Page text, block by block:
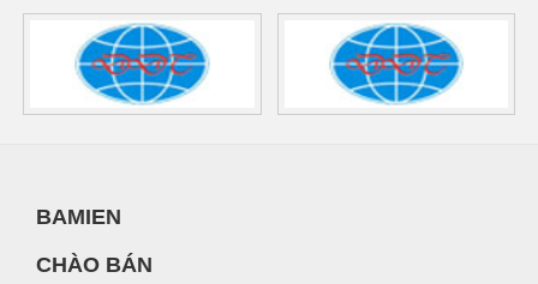
BAMIEN
CHÀO BÁN